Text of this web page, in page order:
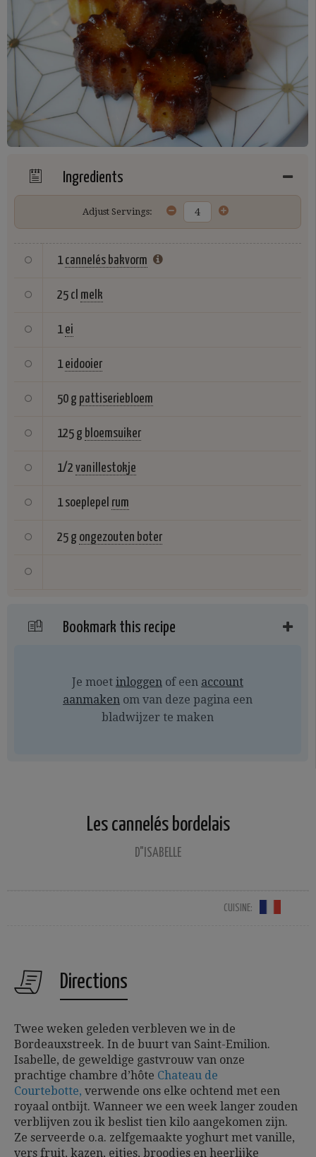
Ingredients
Adjust Servings:
1 cannelés bakvorm
25 cl melk
1 ei
1 eidooier
50 g pattiseriebloem
125 g bloemsuiker
1/2 vanillestokje
1 soeplepel rum
25 g ongezouten boter
Bookmark this recipe
Je moet inloggen of een account
aanmaken om van deze pagina een
bladwijzer te maken
Les cannelés bordelais
D"ISABELLE
CUISINE:
Directions
Twee weken geleden verbleven we in de
Bordeauxstreek. In de buurt van Saint-Emilion.
Isabelle, de geweldige gastvrouw van onze
prachtige chambre d’hôte Chateau de
Courtebotte, verwende ons elke ochtend met een
royaal ontbijt. Wanneer we een week langer zouden
verblijven zou ik beslist tien kilo aangekomen zijn.
Ze serveerde o.a. zelfgemaakte yoghurt met vanille,
vers fruit, kazen, eitjes, broodjes en heerlijke